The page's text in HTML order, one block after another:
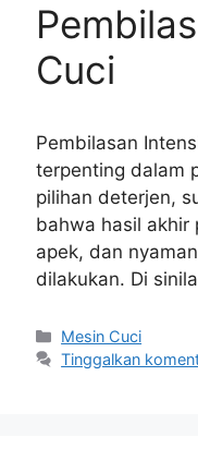
Cuci
Pembilasan
terpenting dalam
pilihan deterjen,
bahwa hasil
apek, dan
dilakukan. Di
Kategori
Mesin Cuci
Tinggalkan